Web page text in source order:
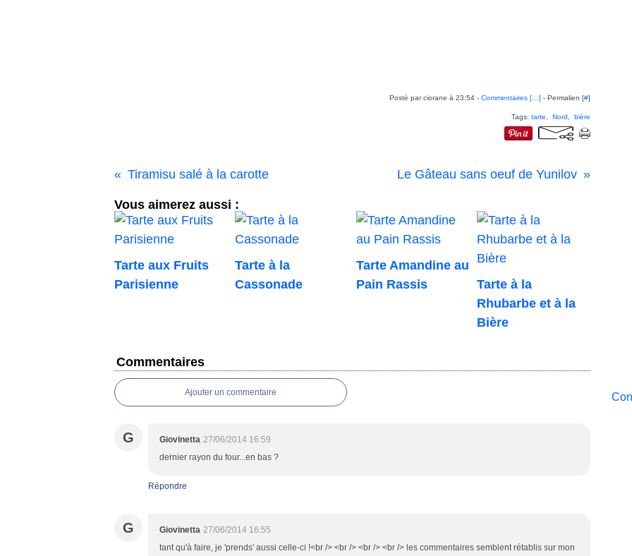
Posté par ciorane à 23:54 - Commentaires [ ] - Permalien [#]
Tags: tarte Nord bière
Tiramisu salé à la carotte Le Gâteau sans oeuf de Yunilov
Vous aimerez aussi :
Tarte aux Fruits
Parisienne
Tarte à la
Cassonade
Tarte Amandine au
Pain Rassis
Tarte à la
Rhubarbe et à la
Bière
Commentaires
Ajouter un commentaire
G Giovinetta 27/06/2014 16:59
dernier rayon du four...en bas ?
Répondre
G Giovinetta 27/06/2014 16:55
tant qu'à faire, je 'prends' aussi celle-ci !<br /> <br /> <br /> <br /> les commentaires semblent rétablis sur mon